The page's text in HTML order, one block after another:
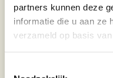
partners kunnen deze
informatie die u aan ze
verzameld op basis
Het vlees hebben
en een uur laten